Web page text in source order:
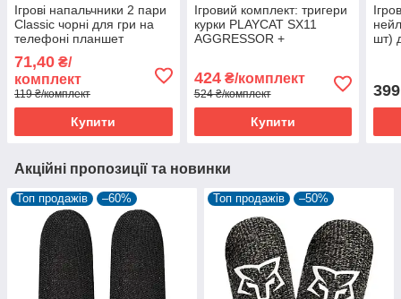
Ігрові напальчники 2 пари
Classic чорні для гри на
телефоні планшет
пубг пабг мобайл
71,40 ₴/
комплект
119 ₴/комплект
Купити
Ігровий комплект: тригери
курки PLAYCAT SX11
AGGRESSOR +
смартфона PUBG COD
Arena Breakout
424₴/комплект
524 ₴/комплект
Купити
шт)
399
Акційні пропозиції та новинки
Топ продажів –60% Топ продажів –50%